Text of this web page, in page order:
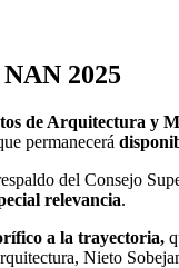
2025
de Arquitectura y
permanecerá
del Consejo
relevancia.
a la trayectoria,
Nieto